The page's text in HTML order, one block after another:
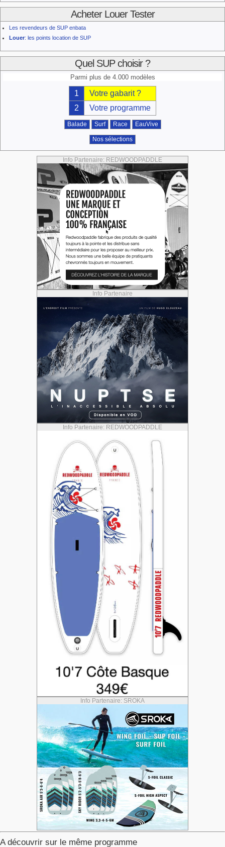
Acheter Louer Tester
Les revendeurs de SUP enbata
Louer: les points location de SUP
Quel SUP choisir ?
Parmi plus de 4.000 modèles
1
Votre gabarit ?
2
Votre programme
Balade Surf Race EauVive
Nos sélections
Info Partenaire: REDWOODPADDLE
Info Partenaire
Info Partenaire: REDWOODPADDLE
Info Partenaire: SROKA
A découvrir sur le même programme